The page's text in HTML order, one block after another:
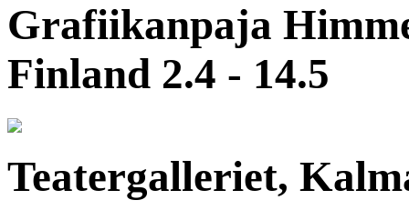
Grafiikanpaja
Finland 2.4 - 14.5
Teatergalleriet,